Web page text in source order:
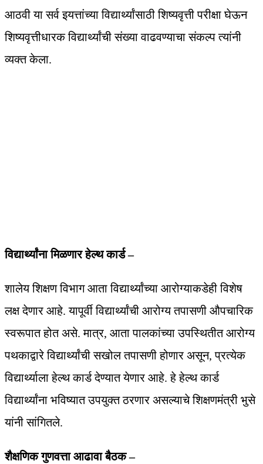
आठवी या सर्व इयत्तांच्या विद्यार्थ्यांसाठी शिष्यवृत्ती परीक्षा घेऊन
शिष्यवृत्तीधारक विद्यार्थ्यांची संख्या वाढवण्याचा संकल्प त्यांनी
व्यक्त केला.
विद्यार्थ्यांना मिळणार हेल्थ कार्ड –
शालेय शिक्षण विभाग आता विद्यार्थ्यांच्या आरोग्याकडेही विशेष
लक्ष देणार आहे. यापूर्वी विद्यार्थ्यांची आरोग्य तपासणी औपचारिक
स्वरूपात होत असे. मात्र, आता पालकांच्या उपस्थितीत आरोग्य
पथकाद्वारे विद्यार्थ्यांची सखोल तपासणी होणार असून, प्रत्येक
विद्यार्थ्याला हेल्थ कार्ड देण्यात येणार आहे. हे हेल्थ कार्ड
विद्यार्थ्यांना भविष्यात उपयुक्त ठरणार असल्याचे शिक्षणमंत्री भुसे
यांनी सांगितले.
शैक्षणिक गुणवत्ता आढावा बैठक –